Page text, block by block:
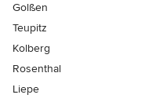
Golßen
Teupitz
Kolberg
Rosenthal
Liepe